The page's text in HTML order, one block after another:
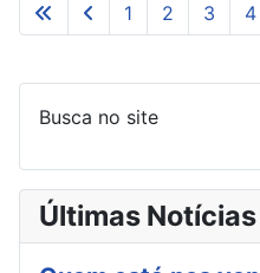
1 2 3 4
Busca no site
Últimas Notícias